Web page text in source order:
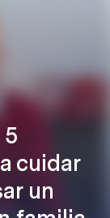
cuidar
un